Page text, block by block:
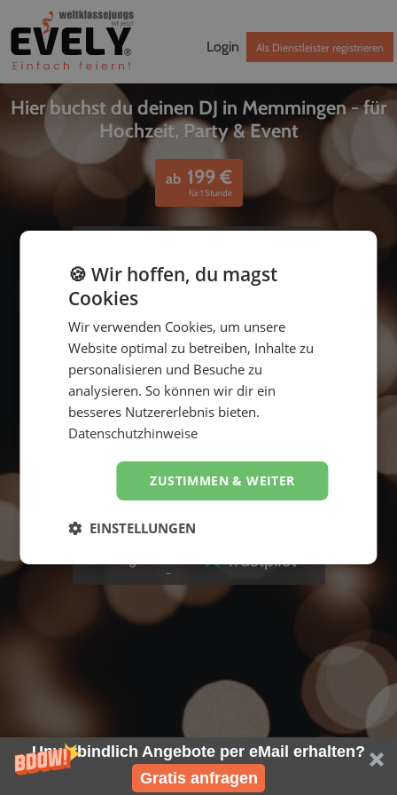
Unverbindlich Angebote per eMail erhalten?
Gratis anfragen
Login Als Dienstleister registrieren
Hier buchst du deinen DJ in Memmingen - für
Hochzeit, Party & Event
ab 199€
für 1 Stunde
bis
Suche starten
5
🍪 Wir hoffen, du magst
Cookies
Wir verwenden Cookies, um unsere
Website optimal zu betreiben, Inhalte zu
personalisieren und Besuche zu
analysieren. So können wir dir ein
besseres Nutzererlebnis bieten.
Datenschutzhinweise
ZUSTIMMEN & WEITER
EINSTELLUNGEN